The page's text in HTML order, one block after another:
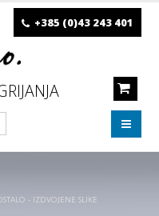
+385 (0)43 243 401
- IZDVOJENE SLIKE